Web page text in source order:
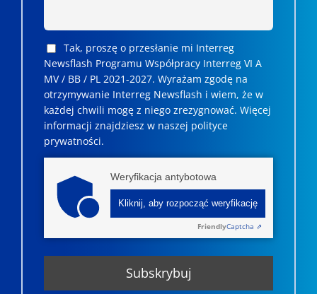
Tak, proszę o przesłanie mi Interreg
Newsflash Programu Współpracy Interreg VI A
MV / BB / PL 2021-2027. Wyrażam zgodę na
otrzymywanie Interreg Newsflash i wiem, że w
każdej chwili mogę z niego zrezygnować. ­­Więcej
informacji znajdziesz w naszej polityce
prywatności.
Weryfikacja antybotowa
Kliknij, aby rozpocząć weryfikację
FriendlyCaptcha ⇗